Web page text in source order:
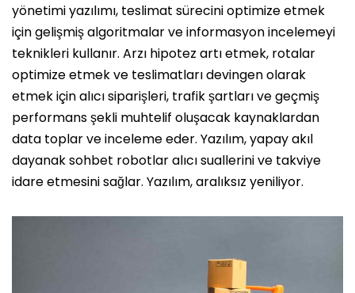
yönetimi yazılımı, teslimat sürecini optimize etmek
için gelişmiş algoritmalar ve informasyon incelemeyi
teknikleri kullanır. Arzı hipotez artı etmek, rotalar
optimize etmek ve teslimatları devingen olarak
etmek için alıcı siparişleri, trafik şartları ve geçmiş
performans şekli muhtelif oluşacak kaynaklardan
data toplar ve inceleme eder. Yazılım, yapay akıl
dayanak sohbet robotlar alıcı suallerini ve takviye
idare etmesini sağlar. Yazılım, aralıksız yeniliyor.